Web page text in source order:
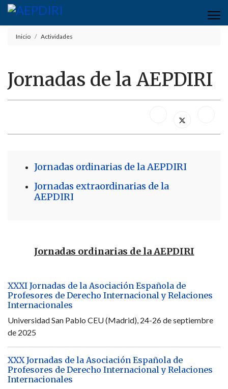
Inicio Actividades
Jornadas de la AEPDIRI
Jornadas ordinarias de la AEPDIRI
Jornadas extraordinarias de la
AEPDIRI
Jornadas ordinarias de la AEPDIRI
XXXI Jornadas de la Asociación Española de
Profesores de Derecho Internacional y Relaciones
Internacionales
Universidad San Pablo CEU (Madrid), 24-26 de septiembre
de 2025
XXX Jornadas de la Asociación Española de
Profesores de Derecho Internacional y Relaciones
Internacionales